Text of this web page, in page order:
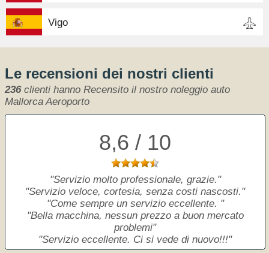
Vigo
Le recensioni dei nostri clienti
236clienti hanno Recensito il nostro noleggio auto
Mallorca Aeroporto
8,6 / 10
Servizio molto professionale, grazie.
Servizio veloce, cortesia, senza costi nascosti.
Come sempre un servizio eccellente.
Bella macchina, nessun prezzo a buon mercato
problemi
Servizio eccellente. Ci si vede di nuovo!!!